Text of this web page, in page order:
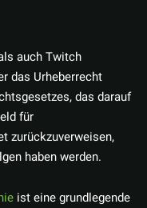
auch Twitch
das Urheberrecht
das darauf
für
zurückzuverweisen,
haben werden.
ist eine grundlegende